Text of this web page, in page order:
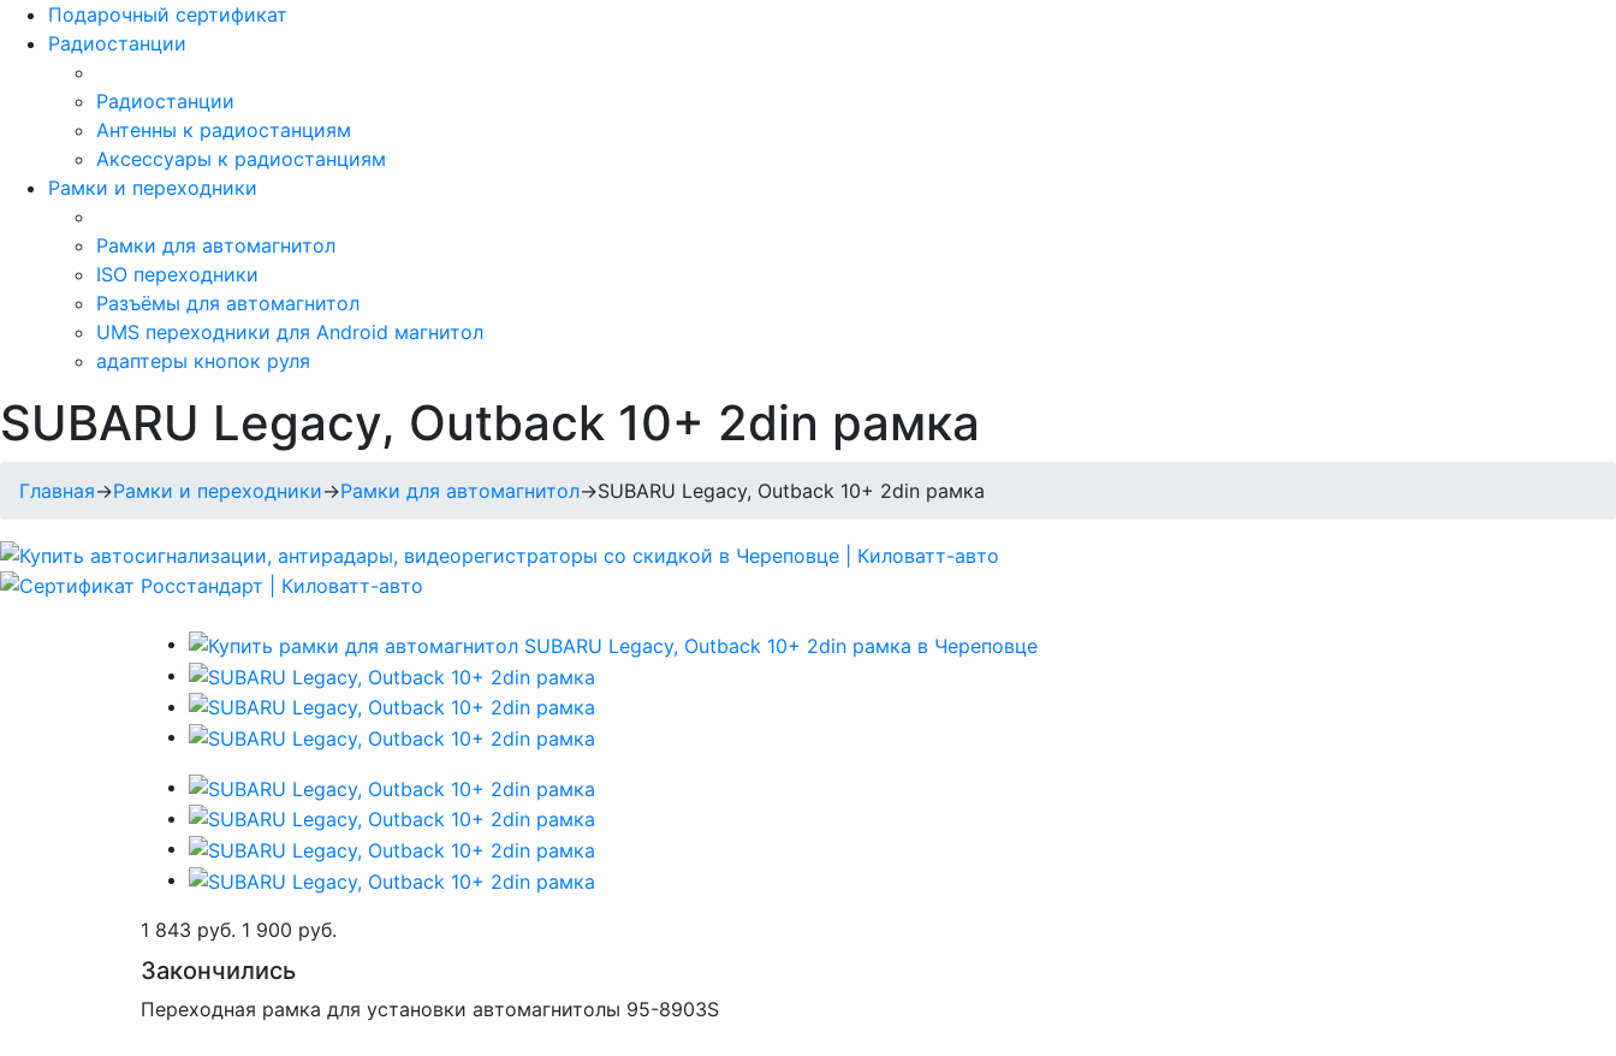
Подарочный сертификат
Радиостанции
Радиостанции
Антенны к радиостанциям
Аксессуары к радиостанциям
Рамки и переходники
Рамки для автомагнитол
ISO переходники
Разъёмы для автомагнитол
UMS переходники для Android магнитол
адаптеры кнопок руля
SUBARU Legacy, Outback 10+ 2din рамка
Главная→Рамки и переходники→Рамки для автомагнитол→SUBARU Legacy, Outback 10+ 2din рамка
1 843 руб. 1 900 руб.
Закончились
Переходная рамка для установки автомагнитолы 95-8903S